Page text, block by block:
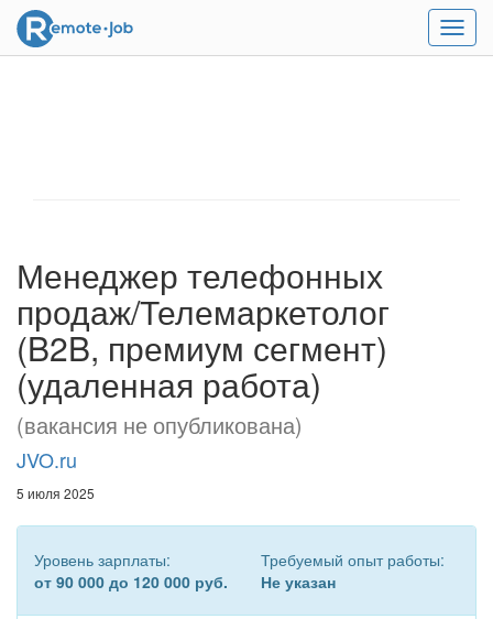
Меню
Менеджер телефонных
продаж/Телемаркетолог
(B2B, премиум сегмент)
(удаленная работа)
(вакансия не опубликована)
JVO.ru
5 июля 2025
Уровень зарплаты:
от 90 000 до 120 000 руб.
Требуемый опыт работы:
Не указан